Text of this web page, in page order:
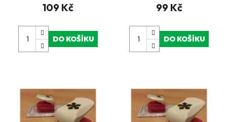
109 Kč
DO KOŠÍKU
99 Kč
DO KOŠÍKU